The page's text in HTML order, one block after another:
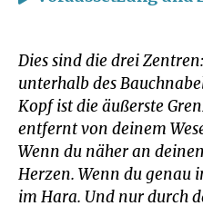
Dies sind die drei
unterhalb des
Kopf ist die äußerste
entfernt von deinem
Wenn du näher an
Herzen. Wenn du genau
im Hara. Und nur durch